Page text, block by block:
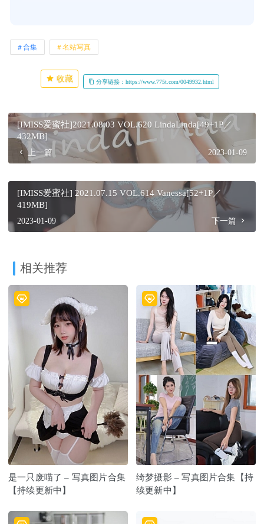
合集 名站写真
收藏 分享链接：https://www.775t.com/0049932.html
[IMISS爱蜜社]2021.08.03 VOL.620 LindaLinda[49+1P／
432MB]
上一篇 2023-01-09
[IMISS爱蜜社] 2021.07.15 VOL.614 Vanessa[52+1P／
419MB]
2023-01-09 下一篇
相关推荐
是一只废喵了 – 写真图片合集
【持续更新中】
绮梦摄影 – 写真图片合集【持
续更新中】